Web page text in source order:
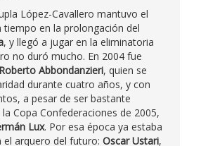
López-Cavallero mantuvo el
en la prolongación del
, y llegó a jugar en la eliminatoria
no duró mucho. En 2004 fue
Roberto Abbondanzieri, quien se
durante cuatro años, y con
a pesar de ser bastante
Copa Confederaciones de 2005,
Lux. Por esa época ya estaba
el arquero del futuro: Oscar Ustari,